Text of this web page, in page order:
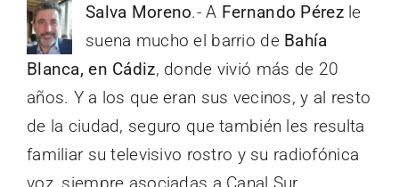
Salva Moreno.- A Fernando Pérezle
suena mucho el barrio de Bahía
Blanca, en Cádiz, donde vivió más de 20
años. Y a los que eran sus vecinos, y al resto
de la ciudad, seguro que también les resulta
familiar su televisivo rostro y su radiofónica
voz, siempre asociadas a Canal Sur.